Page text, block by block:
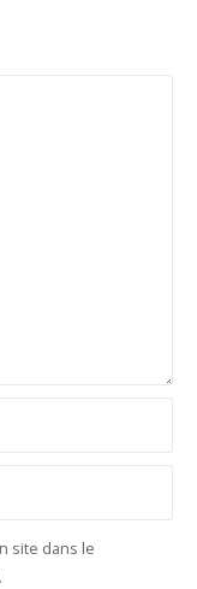
site dans le